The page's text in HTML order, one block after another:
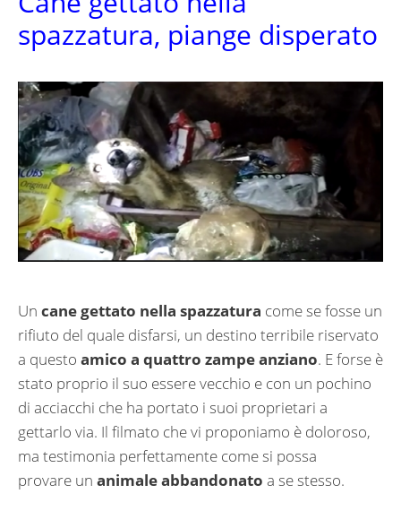
spazzatura, piange disperato
Un cane gettato nella spazzatura come se fosse un
rifiuto del quale disfarsi, un destino terribile riservato
a questo amico a quattro zampe anziano. E forse è
stato proprio il suo essere vecchio e con un pochino
di acciacchi che ha portato i suoi proprietari a
gettarlo via. Il filmato che vi proponiamo è doloroso,
ma testimonia perfettamente come si possa
provare un animale abbandonato a se stesso.